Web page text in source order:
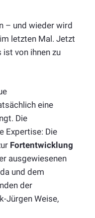
– und wieder wird
letzten Mal. Jetzt
von ihnen zu
eine
Die
Expertise: Die
Fortentwicklung
ausgewiesenen
und dem
der
Jürgen Weise,